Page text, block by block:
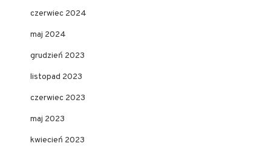
czerwiec 2024
maj 2024
grudzień 2023
listopad 2023
czerwiec 2023
maj 2023
kwiecień 2023